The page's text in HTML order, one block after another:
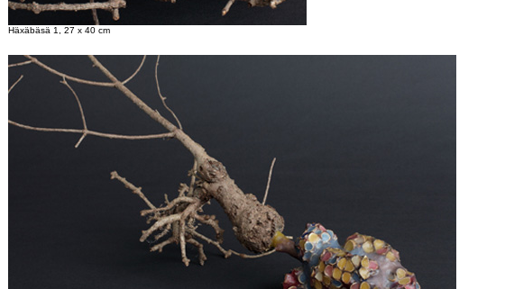
Häxäbäsä 1, 27 x 40 cm